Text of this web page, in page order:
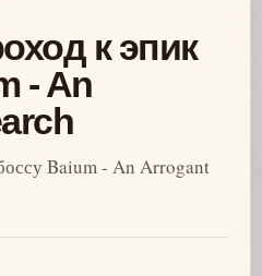
к эпик
- An
Baium - An Arrogant